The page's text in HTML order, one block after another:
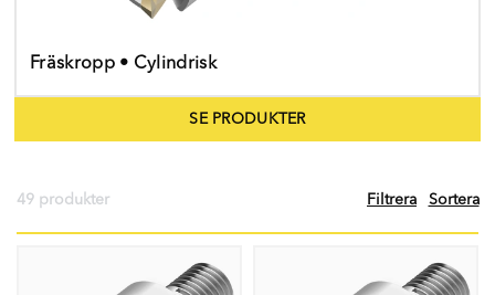
Fräskropp • Cylindrisk
SE PRODUKTER
49 produkter Filtrera Sortera